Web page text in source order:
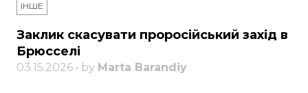
ІНШЕ
Заклик скасувати проросійський захід в
Брюсселі
03.15.2026 • by Marta Barandiy